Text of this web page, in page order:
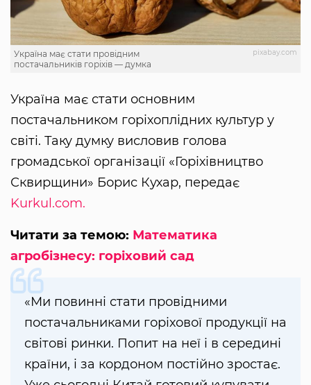
pixabay.com
Україна має стати провідним
постачальників горіхів — думка
Україна має стати основним
постачальником горіхоплідних культур у
світі. Таку думку висловив голова
громадської організації «Горіхівництво
Сквирщини» Борис Кухар, передає
Kurkul.com.
Читати за темою: Математика
агробізнесу: горіховий сад
«Ми повинні стати провідними
постачальниками горіхової продукції на
світові ринки. Попит на неї і в середині
країни, і за кордоном постійно зростає.